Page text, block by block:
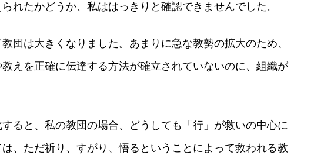
れたかどうか、私ははっきりと確認できませんでした。
団は大きくなりました。あまりに急な教勢の拡大のため、
えを正確に伝達する方法が確立されていないのに、組織が
ると、私の教団の場合、どうしても「行」が救いの中心に
、ただ祈り、すがり、悟るということによって救われる教